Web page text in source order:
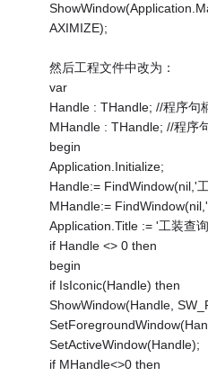
AXIMIZE);
然后工程文件中改为：
var
Handle : THandle; //程序句
MHandle : THandle; //程序
begin
Application.Initialize;
Handle:= FindWindow(nil,'
MHandle:=
Application.Title := '工装查
if Handle <> 0 then
begin
if IsIconic(Handle) then
ShowWindow(Handle,
SetActiveWindow(Handle);
if MHandle<>0 then